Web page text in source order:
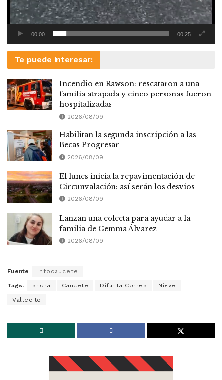
00:00 00:25
Te puede interesar:
Incendio en Rawson: rescataron a una
familia atrapada y cinco personas fueron
hospitalizadas
2026/08/09
Habilitan la segunda inscripción a las
Becas Progresar
2026/08/09
El lunes inicia la repavimentación de
Circunvalación: así serán los desvíos
2026/08/09
Lanzan una colecta para ayudar a la
familia de Gemma Álvarez
2026/08/09
Fuente Infocaucete
Tags: ahora Caucete Difunta Correa Nieve
Vallecito